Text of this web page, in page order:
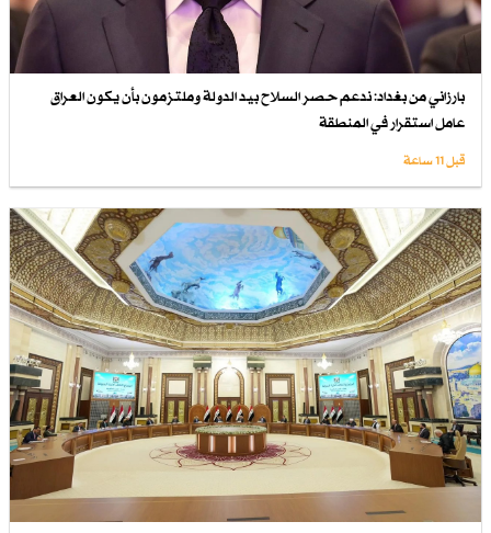
بارزاني من بغداد: ندعم حصر السلاح بيد الدولة وملتزمون بأن يكون العراق
عامل استقرار في المنطقة
قبل 11 ساعة